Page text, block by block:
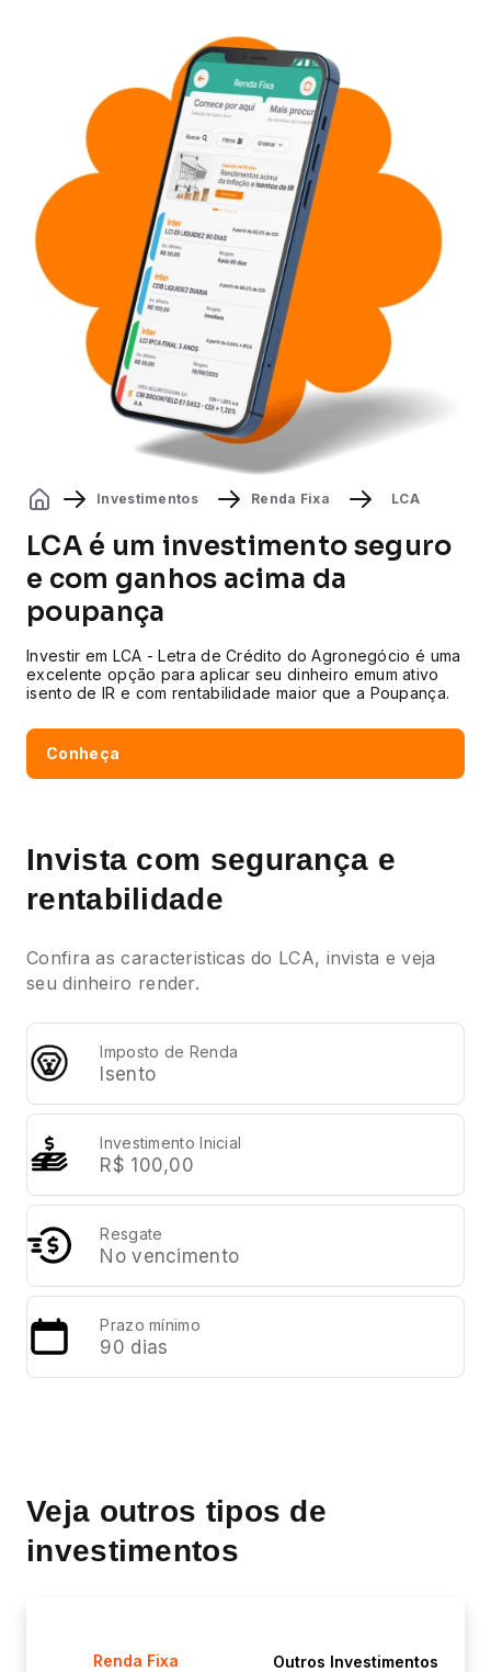
Investimentos Renda Fixa LCA
LCA é um investimento seguro
e com ganhos acima da
poupança
Investir em LCA - Letra de Crédito do Agronegócio é uma
excelente opção para aplicar seu dinheiro emum ativo
isento de IR e com rentabilidade maior que a Poupança.
Conheça
Invista com segurança e
rentabilidade
Confira as caracteristicas do LCA, invista e veja
seu dinheiro render.
Imposto de Renda
Isento
Investimento Inicial
R$ 100,00
Resgate
No vencimento
Prazo mínimo
90 dias
Veja outros tipos de
investimentos
Renda Fixa Outros Investimentos